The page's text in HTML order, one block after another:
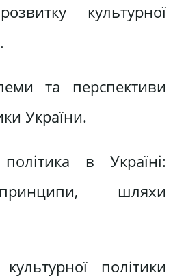
культурної
та перспективи
України.
в Україні:
шляхи
політики